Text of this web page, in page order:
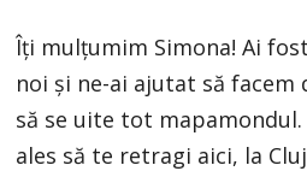
Îți mulțumim Simona! Ai
noi și ne-ai ajutat să facem
să se uite tot
ales să te retragi aici, la